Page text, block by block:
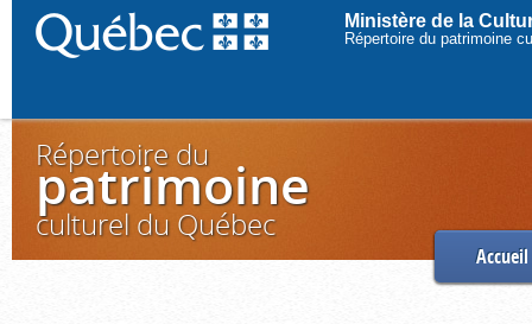
Ministère de la
Répertoire du patrimoine
Répertoire du
patrimoine
culturel du Québec
Accueil